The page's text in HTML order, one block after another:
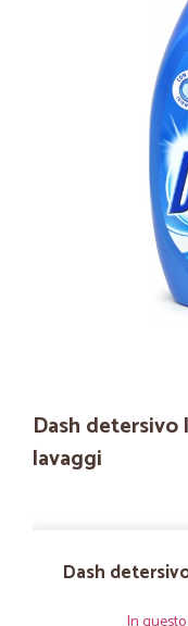
Dash
lavaggi
Dash